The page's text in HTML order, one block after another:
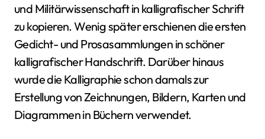
und Militärwissenschaft in kalligrafischer Schrift
zu kopieren. Wenig später erschienen die ersten
Gedicht- und Prosasammlungen in schöner
kalligrafischer Handschrift. Darüber hinaus
wurde die Kalligraphie schon damals zur
Erstellung von Zeichnungen, Bildern, Karten und
Diagrammen in Büchern verwendet.